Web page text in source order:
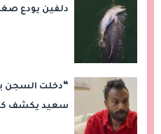
دلفين يودع
“دخلت السجن